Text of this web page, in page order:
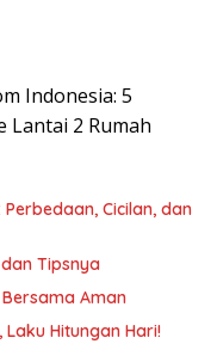
Indonesia: 5
Lantai 2 Rumah
Cicilan, dan
Tipsnya
Aman
Hitungan Hari!